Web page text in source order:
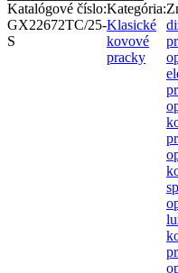
Katalógové číslo:
GX22672TC/25-
S
Kategória:
Klasické
kovové
pracky